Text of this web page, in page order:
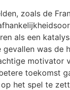
zoals de
als een
gevallen was de
motivator
toekomst
het spel te